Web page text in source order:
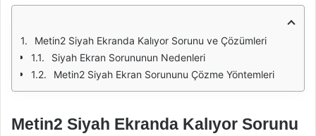
Metin2 Siyah Ekranda Kalıyor Sorunu ve Çözümleri
Siyah Ekran Sorununun Nedenleri
Metin2 Siyah Ekran Sorununu Çözme Yöntemleri
Metin2 Siyah Ekranda Kalıyor Sorunu